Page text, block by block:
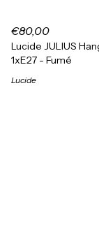
€80,00
Lucide JULIUS
1xE27 - Fumé
Lucide